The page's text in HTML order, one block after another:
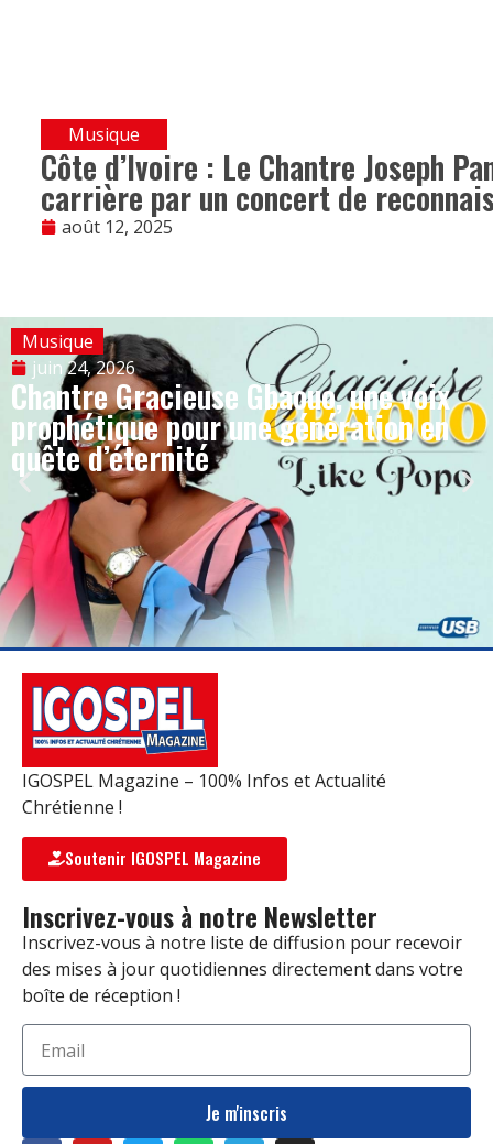
Musique
Côte d’Ivoire : Le Chantre Joseph
carrière par un concert de
août 12, 2025
Musique
juin 24, 2026
Chantre Gracieuse Gbaouo, une voix
prophétique pour une génération en
quête d’éternité
IGOSPEL Magazine – 100% Infos et Actualité
Chrétienne !
Soutenir IGOSPEL Magazine
Inscrivez-vous à notre Newsletter
Inscrivez-vous à notre liste de diffusion pour recevoir
des mises à jour quotidiennes directement dans votre
boîte de réception !
Je m'inscris